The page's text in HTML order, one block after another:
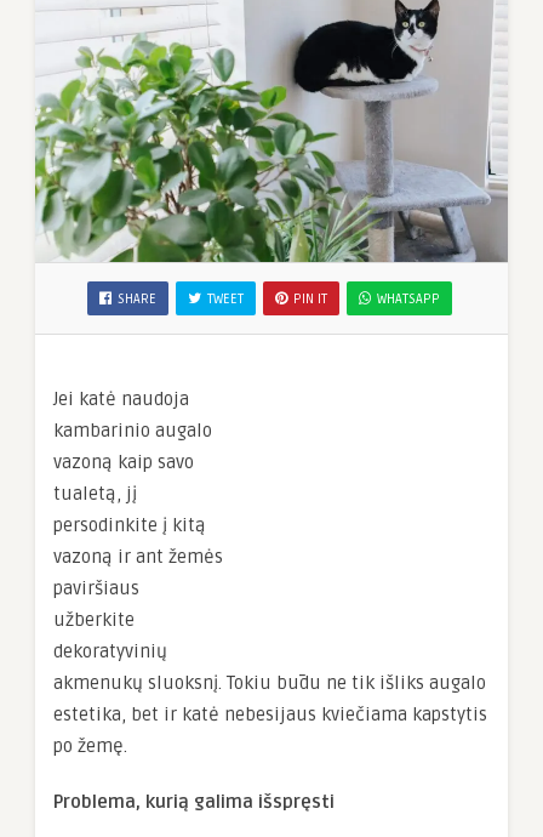
SHARE TWEET PIN IT WHATSAPP
Jei katė naudoja
kambarinio augalo
vazoną kaip savo
tualetą, jį
persodinkite į kitą
vazoną ir ant žemės
paviršiaus
užberkite
dekoratyvinių
akmenukų sluoksnį. Tokiu būdu ne tik išliks augalo
estetika, bet ir katė nebesijaus kviečiama kapstytis
po žemę.
Problema, kurią galima išspręsti